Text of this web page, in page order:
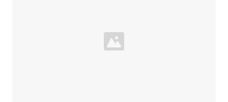
Loading...